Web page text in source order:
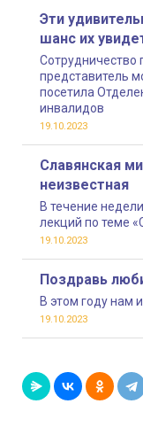
Эти
шанс их
Сотрудничество
представитель
посетила
инвалидов
19.10.2023
Славянская
неизвестная
В течение
лекций по теме
19.10.2023
Поздравь
В этом году нам
19.10.2023